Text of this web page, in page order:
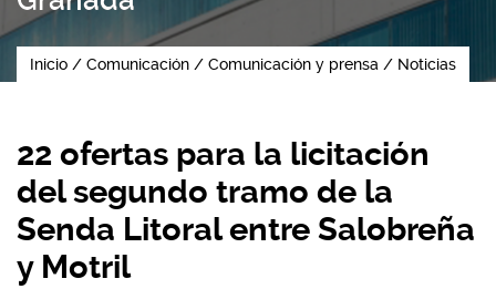
Inicio Comunicación Comunicación y prensa Noticias
22 ofertas para la licitación
del segundo tramo de la
Senda Litoral entre Salobreña
y Motril